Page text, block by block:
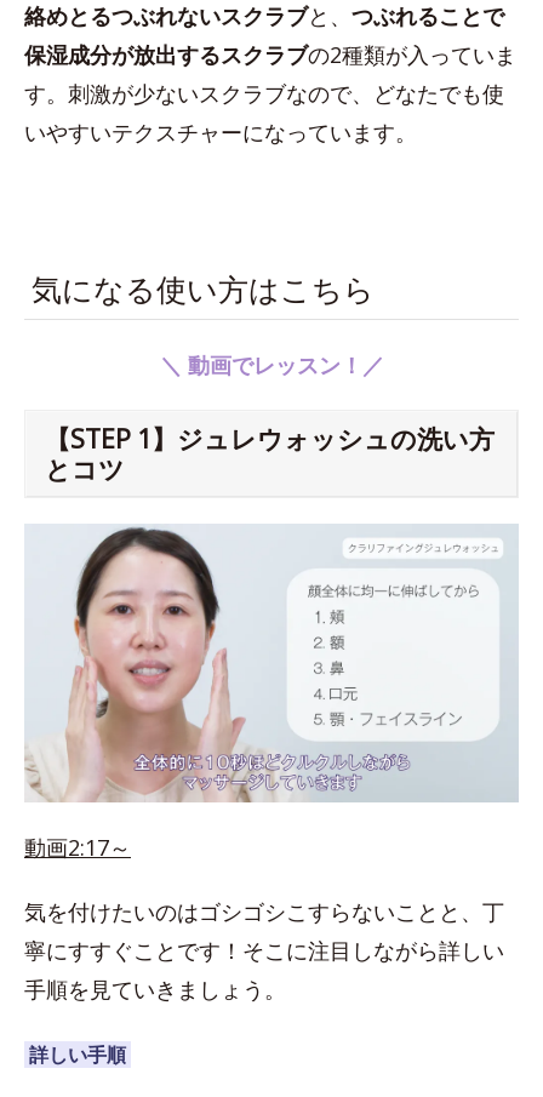
絡めとるつぶれないスクラブと、 つぶれることで
保湿成分が放出するスクラブの2種類が入っていま
す。刺激が少ないスクラブなので、どなたでも使
いやすいテクスチャーになっています。
気になる使い方はこちら
＼ 動画でレッスン！／
【STEP 1】ジュレウォッシュの洗い方
とコツ
動画2:17～
気を付けたいのはゴシゴシこすらないことと、丁
寧にすすぐことです！そこに注目しながら詳しい
手順を見ていきましょう。
詳しい手順